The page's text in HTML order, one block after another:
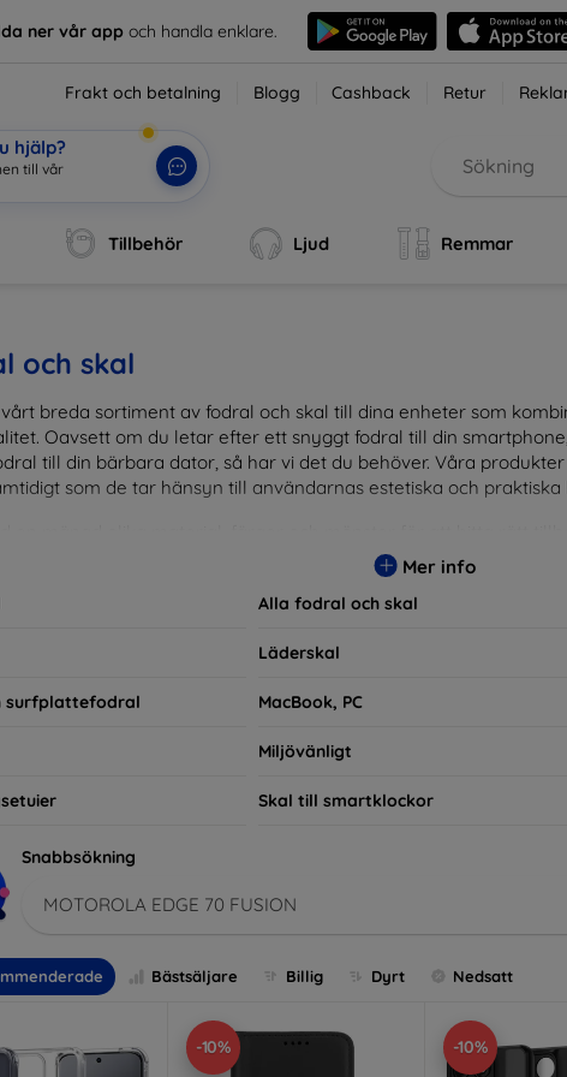
ner vår app och handla enklare.
Frakt och betalning Blogg Cashback Retur
hjälp?
|
Tillbehör Ljud Remmar
och skal
breda sortiment av fodral och skal till dina enheter som
Oavsett om du letar efter ett snyggt fodral till din
till din bärbara dator, så har vi det du behöver. Våra
som de tar hänsyn till användarnas estetiska och praktiska
praktiska utan också moderiktiga, vilket gör dem till en
bara vill skydda sin investering, vi finns här för dig.
Mer info
Alla fodral och skal
Läderskal
surfplattefodral MacBook, PC
Miljövänligt
Skal till smartklockor
Snabbsökning
MOTOROLA EDGE 70 FUSION
Bästsäljare Billig Dyrt Nedsatt
-10% -10%